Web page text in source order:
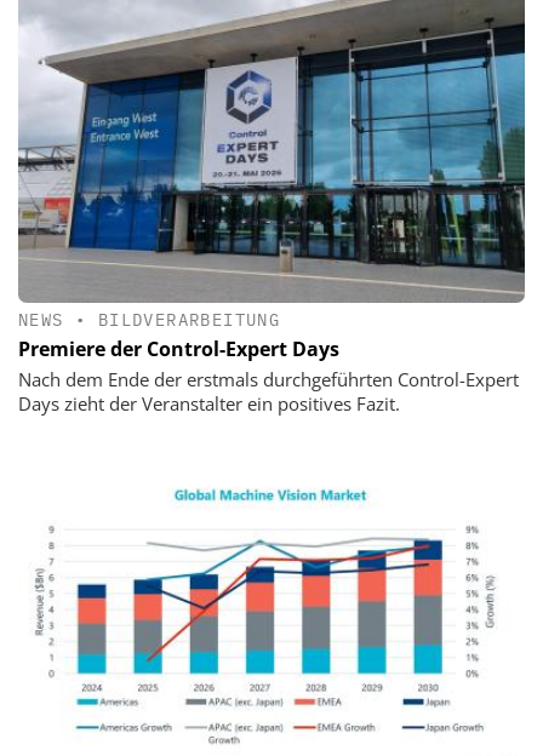
NEWS • BILDVERARBEITUNG
Premiere der Control-Expert Days
Nach dem Ende der erstmals durchgeführten Control-Expert
Days zieht der Veranstalter ein positives Fazit.